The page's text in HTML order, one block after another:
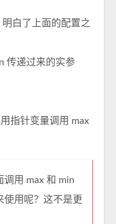
明白了上面的配置之
传递过来的实参
指针变量调用 max
调用 max 和 min
使用呢？这不是更